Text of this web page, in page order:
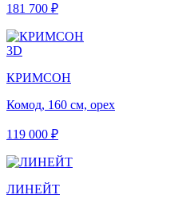
181 700 ₽
3D
КРИМСОН
Комод, 160 см, орех
119 000 ₽
ЛИНЕЙТ